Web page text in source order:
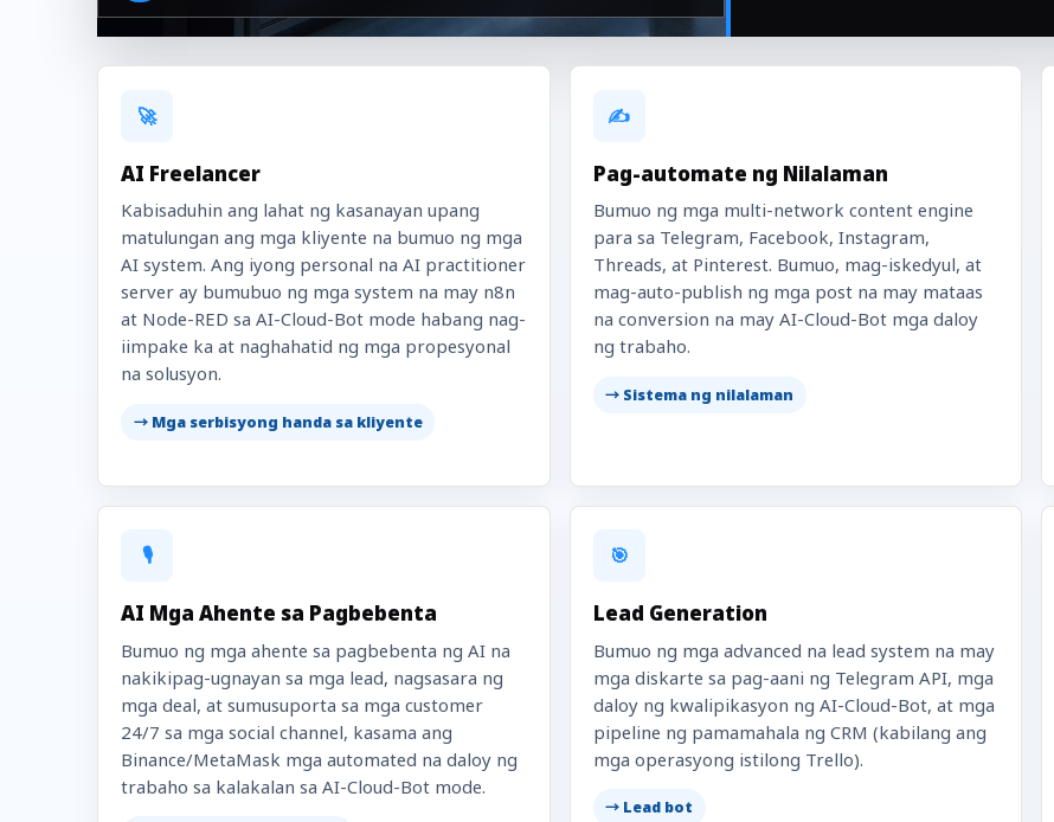
🚀
AI Freelancer
Kabisaduhin ang lahat ng kasanayan upang
matulungan ang mga kliyente na bumuo ng mga
AI system. Ang iyong personal na AI practitioner
server ay bumubuo ng mga system na may n8n
at Node-RED sa AI-Cloud-Bot mode habang nag-
iimpake ka at naghahatid ng mga propesyonal
na solusyon.
→ Mga serbisyong handa sa kliyente
✍️
Pag-automate ng Nilalaman
Bumuo ng mga multi-network content engine
para sa Telegram, Facebook, Instagram,
Threads, at Pinterest. Bumuo, mag-iskedyul, at
mag-auto-publish ng mga post na may mataas
na conversion na may AI-Cloud-Bot mga daloy
ng trabaho.
→ Sistema ng nilalaman
🎙️
AI Mga Ahente sa Pagbebenta
Bumuo ng mga ahente sa pagbebenta ng AI na
nakikipag-ugnayan sa mga lead, nagsasara ng
mga deal, at sumusuporta sa mga customer
24/7 sa mga social channel, kasama ang
Binance/MetaMask mga automated na daloy ng
trabaho sa kalakalan sa AI-Cloud-Bot mode.
🎯
Lead Generation
Bumuo ng mga advanced na lead system na may
mga diskarte sa pag-aani ng Telegram API, mga
daloy ng kwalipikasyon ng AI-Cloud-Bot, at mga
pipeline ng pamamahala ng CRM (kabilang ang
mga operasyong istilong Trello).
→ Lead bot